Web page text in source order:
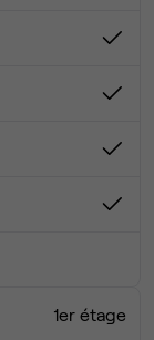
1er étage